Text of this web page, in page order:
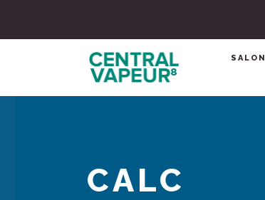
SALON
CALC